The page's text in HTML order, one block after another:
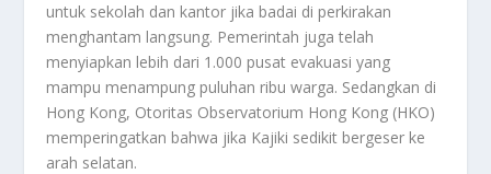
untuk sekolah dan kantor jika badai di perkirakan
menghantam langsung. Pemerintah juga telah
menyiapkan lebih dari 1.000 pusat evakuasi yang
mampu menampung puluhan ribu warga. Sedangkan di
Hong Kong, Otoritas Observatorium Hong Kong (HKO)
memperingatkan bahwa jika Kajiki sedikit bergeser ke
arah selatan.